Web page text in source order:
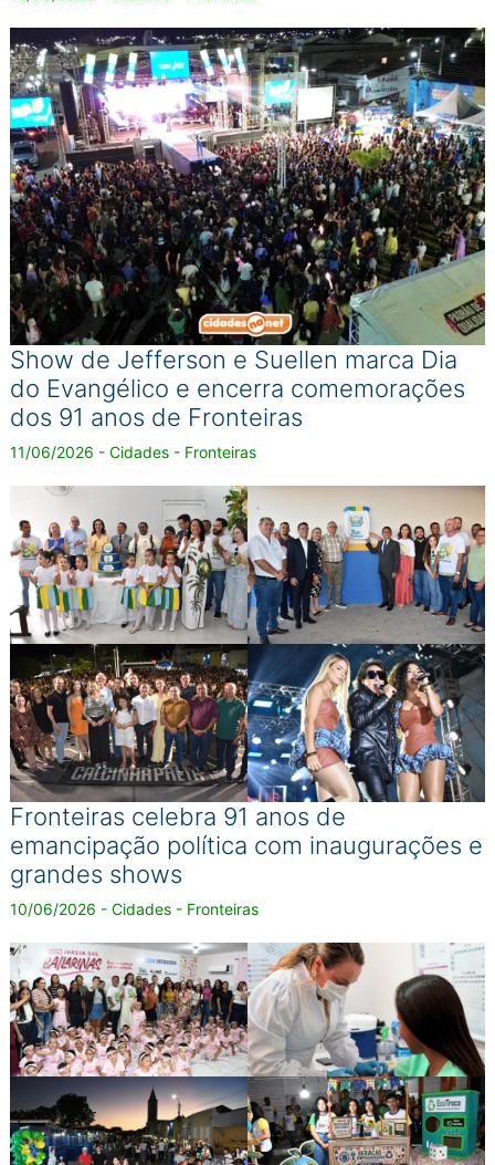
Show de Jefferson e Suellen marca Dia
do Evangélico e encerra comemorações
dos 91 anos de Fronteiras
11/06/2026 - Cidades - Fronteiras
Fronteiras celebra 91 anos de
emancipação política com inaugurações e
grandes shows
10/06/2026 - Cidades - Fronteiras